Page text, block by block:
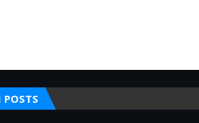
POSTS